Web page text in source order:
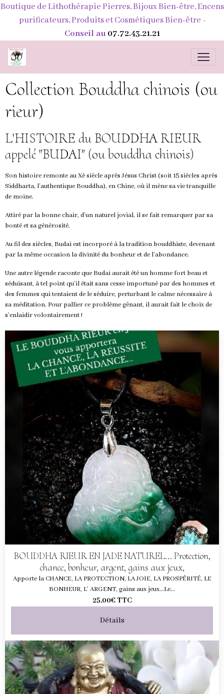
Boutique de Lithothérapie Pierres, Bijoux Bien-être, Encens
purificateurs, Produits et Cosmétiques Bien-être -
Conseil au 07.72.43.21.21
Collection Bouddha chinois (ou
rieur)
L'HISTOIRE du BOUDDHA RIEUR
appelé "BUDAI" (ou bouddha chinois)
Son histoire remonte au Xè siècle après Jésus Christ (soit 15 siècles après
Siddharta, l’authentique Bouddha), en Chine, où il mène sa vie tranquille
de moine.
Attiré par la bonne chair, d’un naturel jovial, il se fait remarquer par sa
bonté et sa générosité.
Au fil des siècles, Budai est incorporé à la tradition bouddhiste, devenant
par la même occasion la divinité du bonheur et de l’abondance.
Une autre légende raconte que Budai aurait été un homme fort beau et
séduisant, à tel point qu’il était sans cesse importuné par des hommes et
des femmes qui tentaient de le séduire, perturbant le calme nécessaire à
sa méditation. Pour pallier ce problème gênant, il aurait fait le choix de
s’enlaidir volontairement !
BOUDDHA RIEUR EN JADE NATUREL... Protection,
chance, bonheur, argent, gains aux jeux,
Apporte la CHANCE, LA PROTECTION, LA JOIE, LA PROSPÉRITÉ, LE
BONHEUR, L' ARGENT, gains aux jeux...Le...
25,00€ TTC
Détails